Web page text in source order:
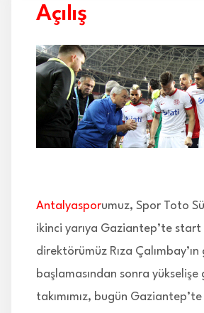
MARKALAR
TARAFTAR
BRANŞLAR
HABERLER
Açılış
Antalyasporumuz, Spor Toto
ikinci yarıya Gaziantep’te
direktörümüz Rıza
başlamasından sonra yükselişe
takımımız, bugün